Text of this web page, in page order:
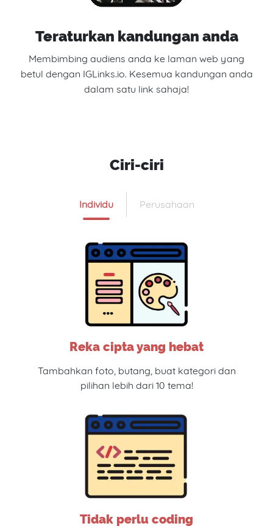
Teraturkan kandungan anda
Membimbing audiens anda ke laman web yang
betul dengan IGLinks.io. Kesemua kandungan anda
dalam satu link sahaja!
Ciri-ciri
Individu Perusahaan
Reka cipta yang hebat
Tambahkan foto, butang, buat kategori dan
pilihan lebih dari 10 tema!
Tidak perlu coding